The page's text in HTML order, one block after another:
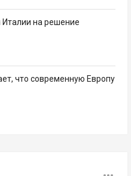
Италии на решение
что современную Европу